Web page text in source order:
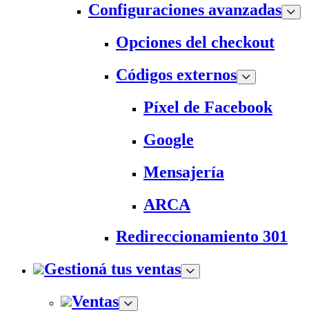
Configuraciones avanzadas
Opciones del checkout
Códigos externos
Píxel de Facebook
Google
Mensajería
ARCA
Redireccionamiento 301
Gestioná tus ventas
Ventas